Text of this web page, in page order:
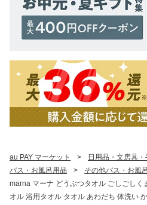
au PAY マーケット > 日用品・文房具・
バス・お風呂用品
> その他バス・お風
marna マーナ どうぶつタオル ごしごしく
オル 浴用タオル タオル あわだち 体洗い